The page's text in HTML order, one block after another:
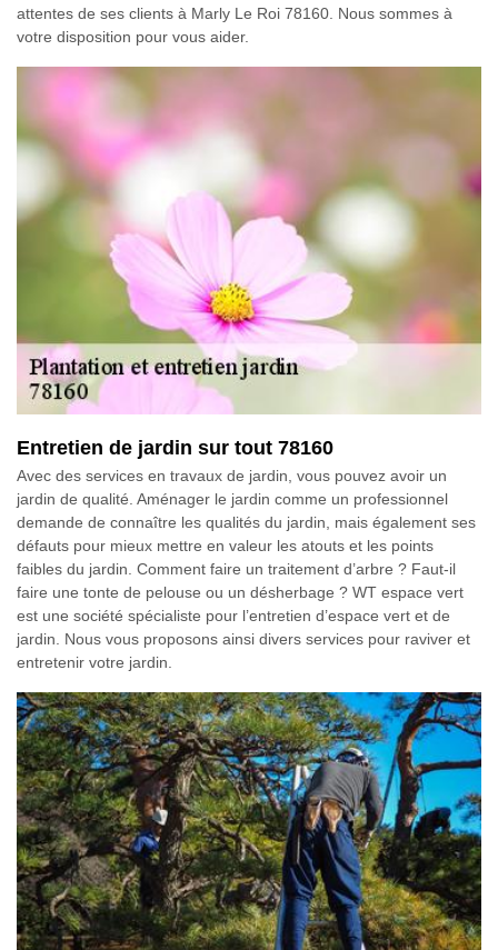
attentes de ses clients à Marly Le Roi 78160. Nous sommes à
votre disposition pour vous aider.
Entretien de jardin sur tout 78160
Avec des services en travaux de jardin, vous pouvez avoir un
jardin de qualité. Aménager le jardin comme un professionnel
demande de connaître les qualités du jardin, mais également ses
défauts pour mieux mettre en valeur les atouts et les points
faibles du jardin. Comment faire un traitement d’arbre ? Faut-il
faire une tonte de pelouse ou un désherbage ? WT espace vert
est une société spécialiste pour l’entretien d’espace vert et de
jardin. Nous vous proposons ainsi divers services pour raviver et
entretenir votre jardin.